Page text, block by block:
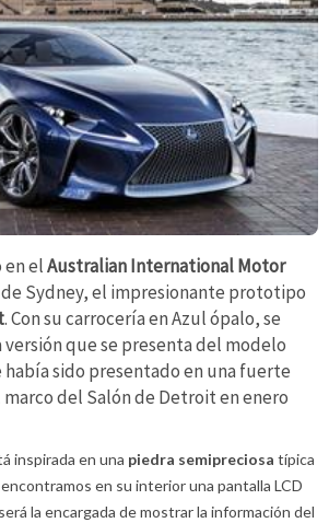
en elAustralian International Motor
Sydney, el impresionante prototipo
. Con su carrocería en Azul ópalo, se
que se presenta del modelo
sido presentado en una fuerte
del Salón de Detroit en enero
inspirada en una piedra semipreciosa típica
en su interior una pantalla LCD
la encargada de mostrar la información del